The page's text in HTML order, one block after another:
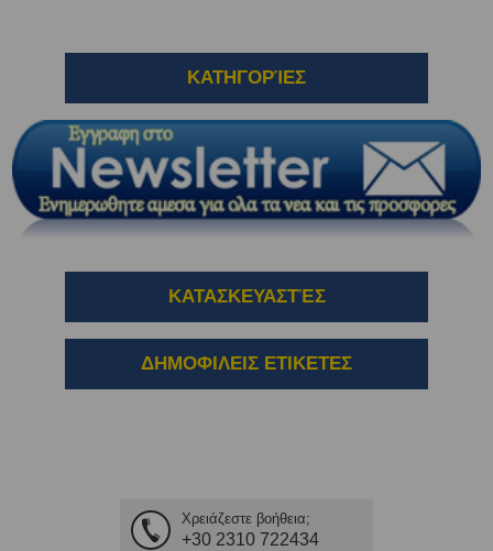
ΚΑΤΗΓΟΡΊΕΣ
ΚΑΤΑΣΚΕΥΑΣΤΈΣ
ΔΗΜΟΦΙΛΕΙΣ ΕΤΙΚΕΤΕΣ
Χρειάζεστε βοήθεια;
+30 2310 722434